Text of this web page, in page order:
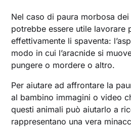
Nel caso di paura morbosa
potrebbe essere utile lavorare
effettivamente li spaventa:
modo in cui l’aracnide si
pungere o mordere o altro.
Per aiutare ad affrontare la
al bambino immagini o video
questi animali può aiutarlo a
rappresentano una vera